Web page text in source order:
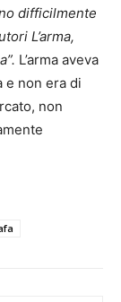
difficilmente
L’arma,
L’arma aveva
e non era di
non